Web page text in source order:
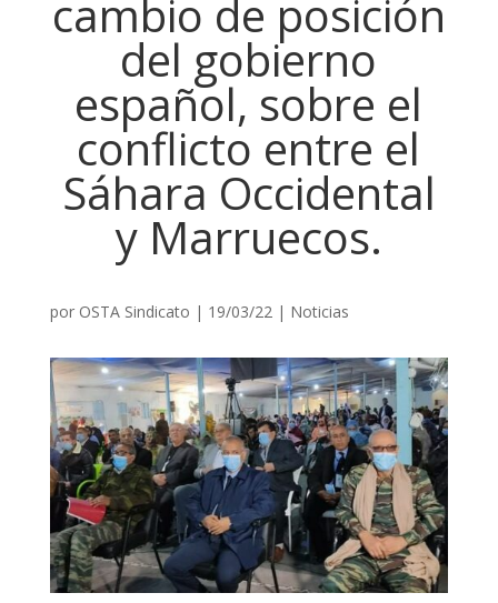
cambio de posición
del gobierno
español, sobre el
conflicto entre el
Sáhara Occidental
y Marruecos.
por OSTA Sindicato | 19/03/22| Noticias